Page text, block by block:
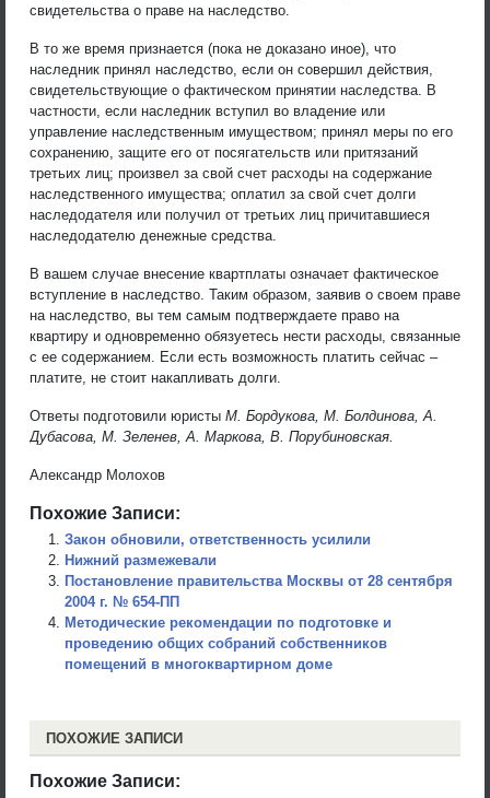
свидетельства о праве на наследство.
В то же время признается (пока не доказано иное), что
наследник принял наследство, если он совершил действия,
свидетельствующие о фактическом принятии наследства. В
частности, если наследник вступил во владение или
управление наследственным имуществом; принял меры по его
сохранению, защите его от посягательств или притязаний
третьих лиц; произвел за свой счет расходы на содержание
наследственного имущества; оплатил за свой счет долги
наследодателя или получил от третьих лиц причитавшиеся
наследодателю денежные средства.
В вашем случае внесение квартплаты означает фактическое
вступление в наследство. Таким образом, заявив о своем праве
на наследство, вы тем самым подтверждаете право на
квартиру и одновременно обязуетесь нести расходы, связанные
с ее содержанием. Если есть возможность платить сейчас –
платите, не стоит накапливать долги.
Ответы подготовили юристы М. Бордукова, М. Болдинова, А.
Дубасова, М. Зеленев, А. Маркова, В. Порубиновская.
Александр Молохов
Похожие Записи:
Закон обновили, ответственность усилили
Нижний размежевали
Постановление правительства Москвы от 28 сентября
2004 г. № 654-ПП
Методические рекомендации по подготовке и
проведению общих собраний собственников
помещений в многоквартирном доме
ПОХОЖИЕ ЗАПИСИ
Похожие Записи: